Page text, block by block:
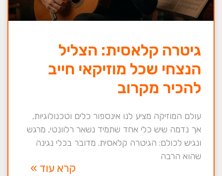
גיטרה קלאסית: הצליל
הנצחי שכל מוזיקאי חייב
להכיר מקרוב
עולם המוזיקה מציע לנו אינספור כלים וטכנולוגיות,
אך נדמה שיש כלי אחד שתמיד נשאר רלוונטי, מרגש
ונגיש לכולם: הגיטרה קלאסית. מדובר בכלי נגינה
שהוא הרבה
קרא עוד »